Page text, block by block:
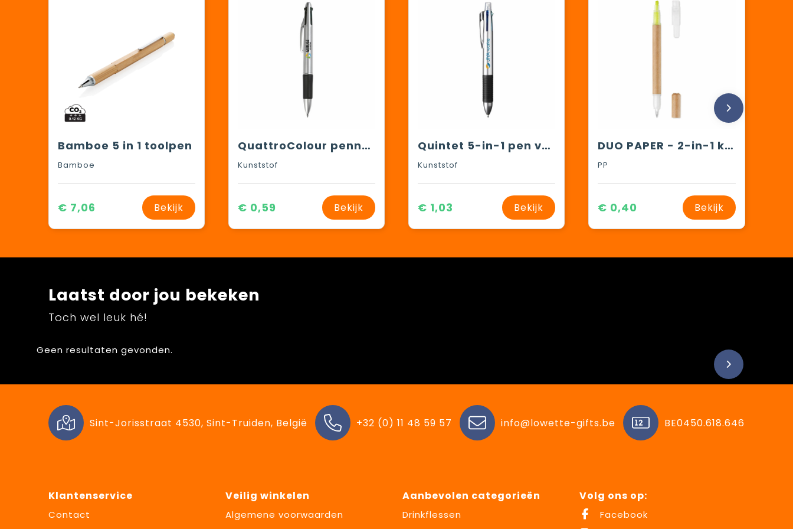
Bamboe 5 in 1 toolpen
Bamboe
€ 7,06 Bekijk
QuattroColour pennen
Kunststof
€ 0,59 Bekijk
Quintet 5-in-1 pen vulpotlood
Kunststof
€ 1,03 Bekijk
DUO PAPER - 2-in-1 kartonnen balpen
PP
€ 0,40 Bekijk
Laatst door jou bekeken
Toch wel leuk hé!
Geen resultaten gevonden.
Sint-Jorisstraat 4530, Sint-Truiden, België +32 (0) 11 48 59 57 info@lowette-gifts.be BE0450.618.646
Klantenservice
Contact
Veilig winkelen
Algemene voorwaarden
Aanbevolen categorieën
Drinkflessen
Volg ons op:
Facebook